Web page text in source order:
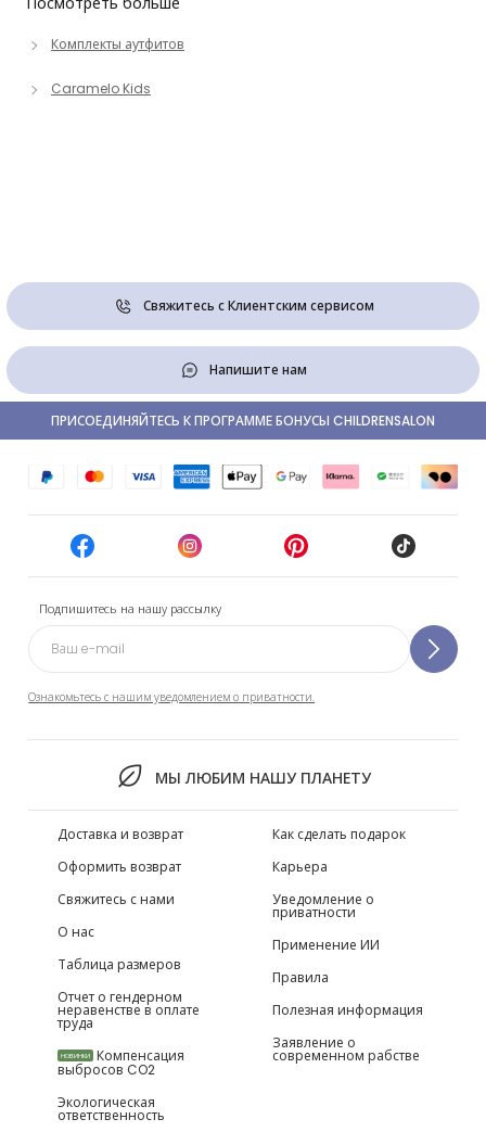
Комплекты аутфитов
Caramelo Kids
Свяжитесь с Клиентским сервисом
Напишите нам
Подпишитесь на нашу рассылку
Ознакомьтесь с нашим уведомлением о приватности.
МЫ ЛЮБИМ НАШУ ПЛАНЕТУ
ПРИСОЕДИНЯЙТЕСЬ К ПРОГРАММЕ БОНУСЫ CHILDRENSALON
Доставка и возврат
Оформить возврат
Свяжитесь с нами
О нас
Таблица размеров
Отчет о гендерном
неравенстве в оплате
труда
НОВИНКИ Компенсация
выбросов CO2
Экологическая
ответственность
Как сделать подарок
Карьера
Уведомление о
приватности
Применение ИИ
Правила
Полезная информация
Заявление о
современном рабстве